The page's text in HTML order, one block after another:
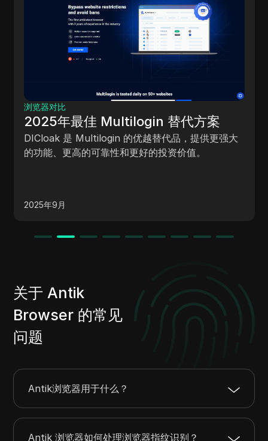
浏览器对比
2025年最佳 Identory 替代方案
DICloak 提供与 Identory 类似的功能，但设置更
观，价格更实惠，是注重成本的用户的理想选择。
2025年9月
关于 Antik
Browser 的常见
问题
Antik浏览器用于什么？
Antik 浏览器如何处理浏览器指纹识别？